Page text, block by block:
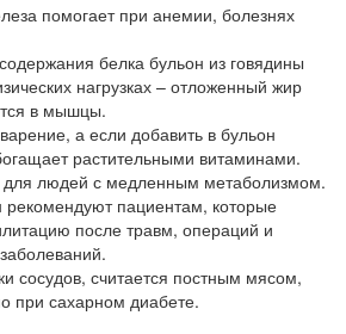
помогает при анемии, болезнях
белка бульон из говядины
нагрузках – отложенный жир
в мышцы.
а если добавить в бульон
растительными витаминами.
людей с медленным метаболизмом.
рекомендуют пациентам, которые
после травм, операций и
сосудов, считается постным мясом,
при сахарном диабете.